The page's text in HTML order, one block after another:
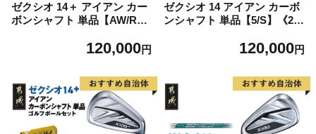
ゼクシオ 14＋ アイアン カー
ボンシャフト 単品【AW/R】
ルセット_GV-C702-AWR _
イアン SPEEDER NX カーボ
ンシャフト ゴルフ用品 スポ
ーツ用品 日本製 MADE IN J
APAN 国産 ゴルフクラブ
120,000円
ゼクシオ 14 アイアン カーボ
ンシャフト 単品【5/S】《20
ット_GV-C701-5S _(都城市)
MP1400 カーボンシャフト ゴ
ルフ用品 スポーツ用品 日本
製 MADE IN JAPAN 国産 ゴ
ルフクラブ
120,000円